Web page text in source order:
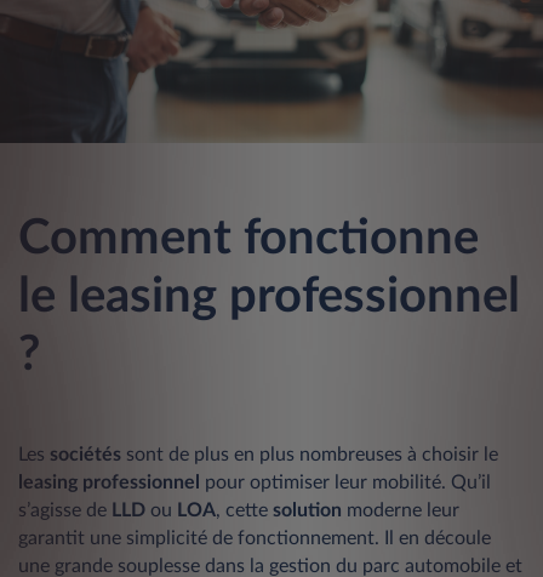
Comment fonctionne
le leasing professionnel
?
Les sociétés sont de plus en plus nombreuses à choisir le
leasing professionnel
pour optimiser leur mobilité. Qu’il
s’agisse de LLD ou LOA, cette solution moderne leur
garantit une simplicité de fonctionnement. Il en découle
une grande souplesse dans la gestion du parc automobile et